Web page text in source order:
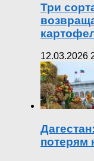
Три
12.03.2026
потерям